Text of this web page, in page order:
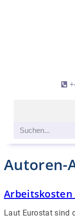
Autoren-
Laut Eurostat sind